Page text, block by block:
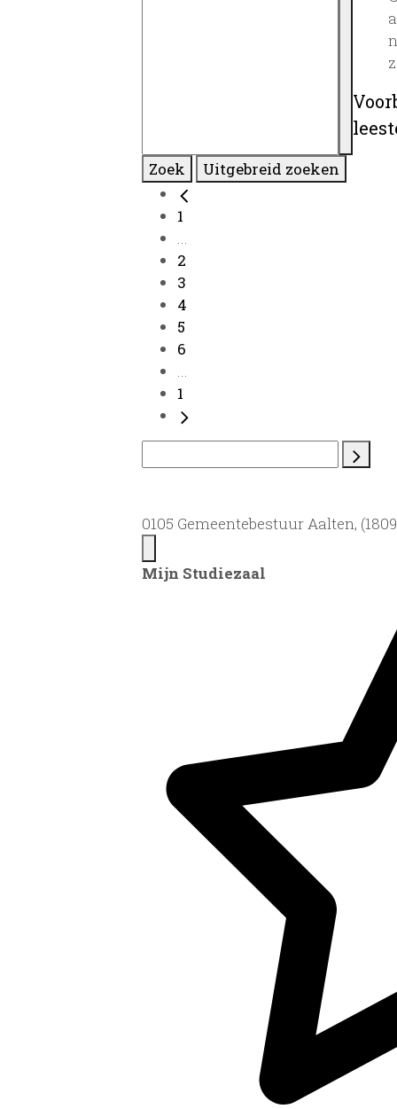
Zoek Uitgebreid zoeken
1
...
2
3
4
5
6
...
1
0105 Gemeentebestuur Aalten,
Mijn Studiezaal